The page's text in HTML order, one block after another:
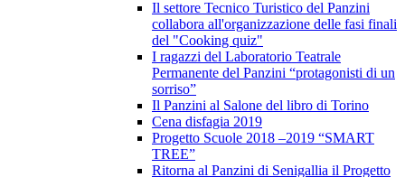
Il settore Tecnico Turistico del Panzini
collabora all'organizzazione delle fasi finali
del "Cooking quiz"
I ragazzi del Laboratorio Teatrale
Permanente del Panzini “protagonisti di un
sorriso”
Il Panzini al Salone del libro di Torino
Cena disfagia 2019
Progetto Scuole 2018 –2019 “SMART
TREE”
Ritorna al Panzini di Senigallia il Progetto